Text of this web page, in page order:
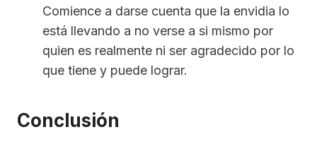
Comience a darse cuenta que la envidia lo
está llevando a no verse a si mismo por
quien es realmente ni ser agradecido por lo
que tiene y puede lograr.
Conclusión